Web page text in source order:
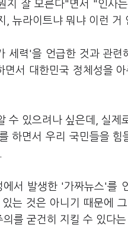
지 잘 모른다"면서 "인사
, 뉴라이트냐 뭐냐 이런 거
세력'을 언급한 것과 관
면서 대한민국 정체성을
수 있으려나 싶은데, 실제
하면서 우리 국민들을
에서 발생한 '가짜뉴스'를
는 것은 아니기 때문에
를 굳건히 지킬 수 있다